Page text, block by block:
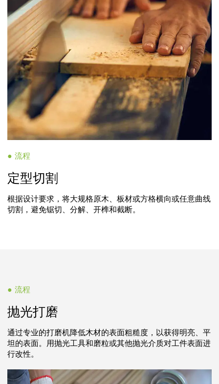
● 流程
定型切割
根据设计要求，将大规格原木、板材或方格横向或任意曲线
切割，避免锯切、分解、开榫和截断。
● 流程
抛光打磨
通过专业的打磨机降低木材的表面粗糙度，以获得明亮、平
坦的表面。用抛光工具和磨粒或其他抛光介质对工件表面进
行改性。